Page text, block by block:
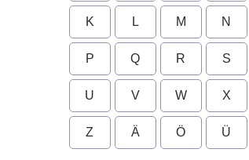
K L M N
P Q R S
U V W X
Z Ä Ö Ü